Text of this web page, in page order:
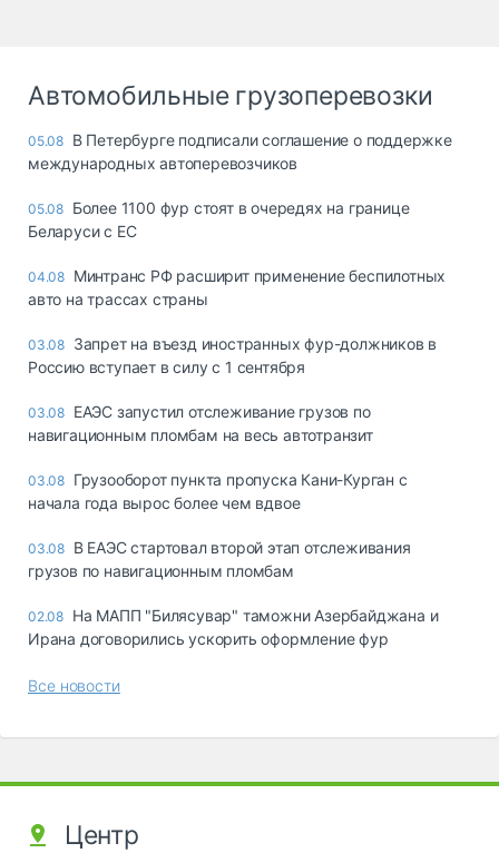
Автомобильные грузоперевозки
05.08 В Петербурге подписали соглашение о поддержке
международных автоперевозчиков
05.08 Более 1100 фур стоят в очередях на границе
Беларуси с ЕС
04.08 Минтранс РФ расширит применение беспилотных
авто на трассах страны
03.08 Запрет на въезд иностранных фур-должников в
Россию вступает в силу с 1 сентября
03.08 ЕАЭС запустил отслеживание грузов по
навигационным пломбам на весь автотранзит
03.08 Грузооборот пункта пропуска Кани-Курган с
начала года вырос более чем вдвое
03.08 В ЕАЭС стартовал второй этап отслеживания
грузов по навигационным пломбам
02.08 На МАПП "Билясувар" таможни Азербайджана и
Ирана договорились ускорить оформление фур
Все новости
Центр